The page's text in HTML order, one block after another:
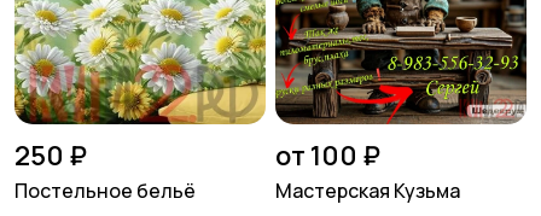
250 ₽
Постельное бельё
от 100 ₽
Мастерская Кузьма